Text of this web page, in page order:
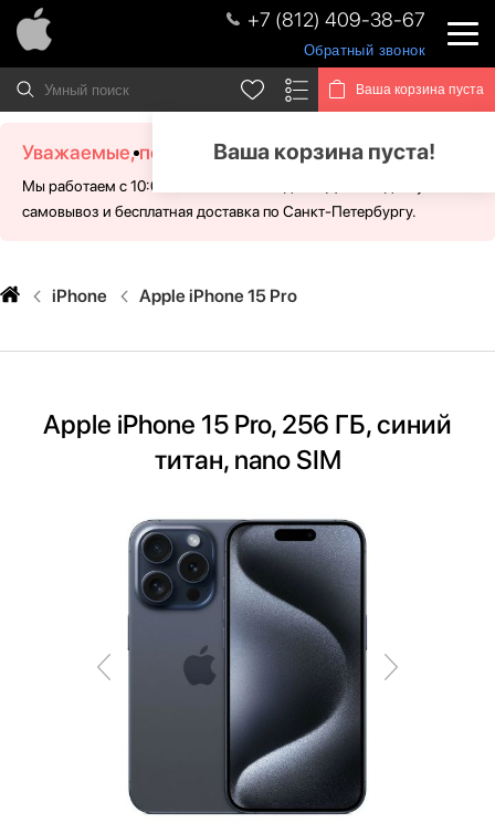
+7 (812) 409-38-67
Обратный звонок
Ваша корзина пуста
Ваша корзина пуста!
Уважаемые, посетители!
Мы работаем с 10:00 - 21:00 без выходных. Для Вас доступен
самовывоз и бесплатная доставка по Санкт-Петербургу.
iPhone Apple iPhone 15 Pro
Apple iPhone 15 Pro, 256 ГБ, синий
титан, nano SIM